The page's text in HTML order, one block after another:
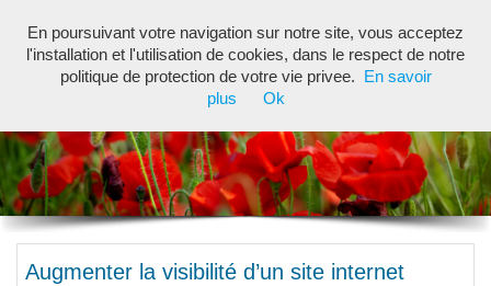
Augmenter la visibilité d’un site internet
En poursuivant votre navigation sur notre site, vous acceptez
l'installation et l'utilisation de cookies, dans le respect de notre
politique de protection de votre vie privee.
En savoir
plus
Ok